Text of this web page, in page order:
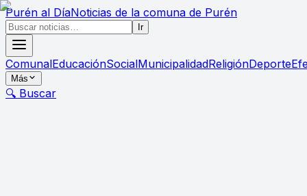
Purén al DíaNoticias de la comuna de Purén
Ir
ComunalEducaciónSocialMunicipalidadReligiónDeporte
Más
🔍 Buscar